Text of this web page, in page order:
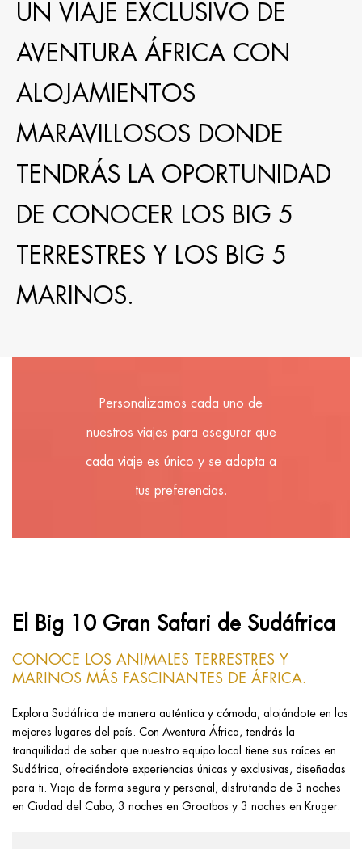
UN VIAJE EXCLUSIVO DE
AVENTURA ÁFRICA CON
ALOJAMIENTOS
MARAVILLOSOS DONDE
TENDRÁS LA OPORTUNIDAD
DE CONOCER LOS BIG 5
TERRESTRES Y LOS BIG 5
MARINOS.
Personalizamos cada uno de
nuestros viajes para asegurar que
cada viaje es único y se adapta a
tus preferencias.
El Big 10 Gran Safari de Sudáfrica
CONOCE LOS ANIMALES TERRESTRES Y
MARINOS MÁS FASCINANTES DE ÁFRICA.
Explora Sudáfrica de manera auténtica y cómoda, alojándote en los
mejores lugares del país. Con Aventura África, tendrás la
tranquilidad de saber que nuestro equipo local tiene sus raíces en
Sudáfrica, ofreciéndote experiencias únicas y exclusivas, diseñadas
para ti. Viaja de forma segura y personal, disfrutando de 3 noches
en Ciudad del Cabo, 3 noches en Grootbos y 3 noches en Kruger.